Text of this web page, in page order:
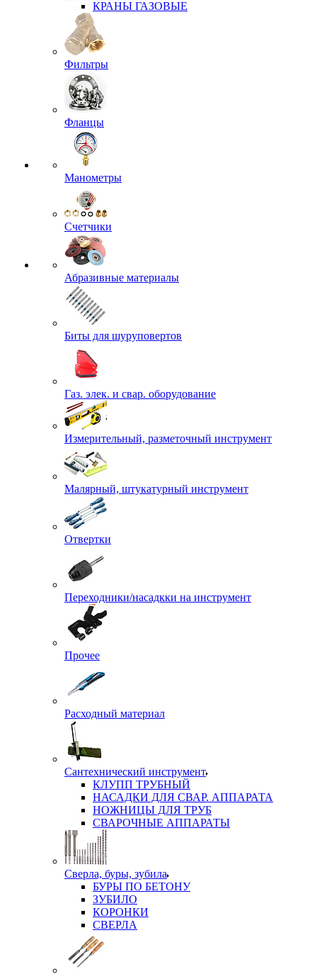
КРАНЫ ГАЗОВЫЕ
Фильтры
Фланцы
Манометры
Счетчики
Абразивные материалы
Биты для шуруповертов
Газ. элек. и свар. оборудование
Измерительный, разметочный инструмент
Малярный, штукатурный инструмент
Отвертки
Переходники/насадкки на инструмент
Прочее
Расходный материал
Сантехнический инструмент
КЛУПП ТРУБНЫЙ
НАСАДКИ ДЛЯ СВАР. АППАРАТА
НОЖНИЦЫ ДЛЯ ТРУБ
СВАРОЧНЫЕ АППАРАТЫ
Сверла, буры, зубила
БУРЫ ПО БЕТОНУ
ЗУБИЛО
КОРОНКИ
СВЕРЛА